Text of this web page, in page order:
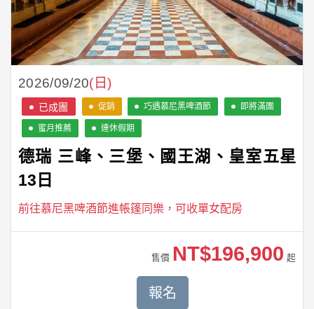
2026/09/20(日)
促銷 巧遇慕尼黑啤酒節 即將滿團
蜜月推薦 連休假期
德瑞 三峰、三堡、國王湖、皇室五星
13日
前往慕尼黑啤酒節進帳篷同樂，可收單女配房
售價 NT$196,900 起
報名